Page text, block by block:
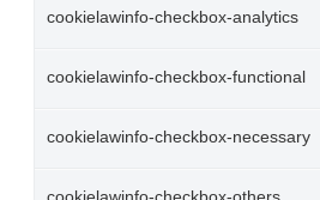
cookielawinfo-checkbox-analytics
cookielawinfo-checkbox-functional
cookielawinfo-checkbox-necessary